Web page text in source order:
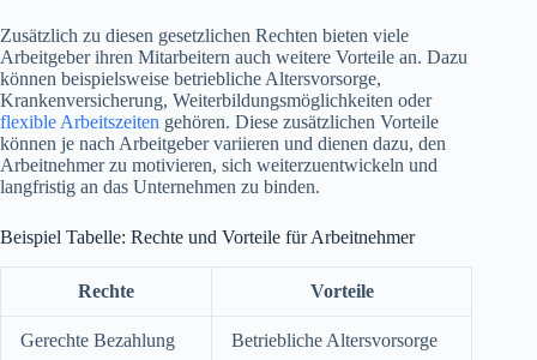
Zusätzlich zu diesen gesetzlichen Rechten bieten viele
Arbeitgeber ihren Mitarbeitern auch weitere Vorteile an. Dazu
können beispielsweise betriebliche Altersvorsorge,
Krankenversicherung, Weiterbildungsmöglichkeiten oder
flexible Arbeitszeiten gehören. Diese zusätzlichen Vorteile
können je nach Arbeitgeber variieren und dienen dazu, den
Arbeitnehmer zu motivieren, sich weiterzuentwickeln und
langfristig an das Unternehmen zu binden.
Beispiel Tabelle: Rechte und Vorteile für Arbeitnehmer
Rechte Vorteile
Gerechte Bezahlung Betriebliche Altersvorsorge